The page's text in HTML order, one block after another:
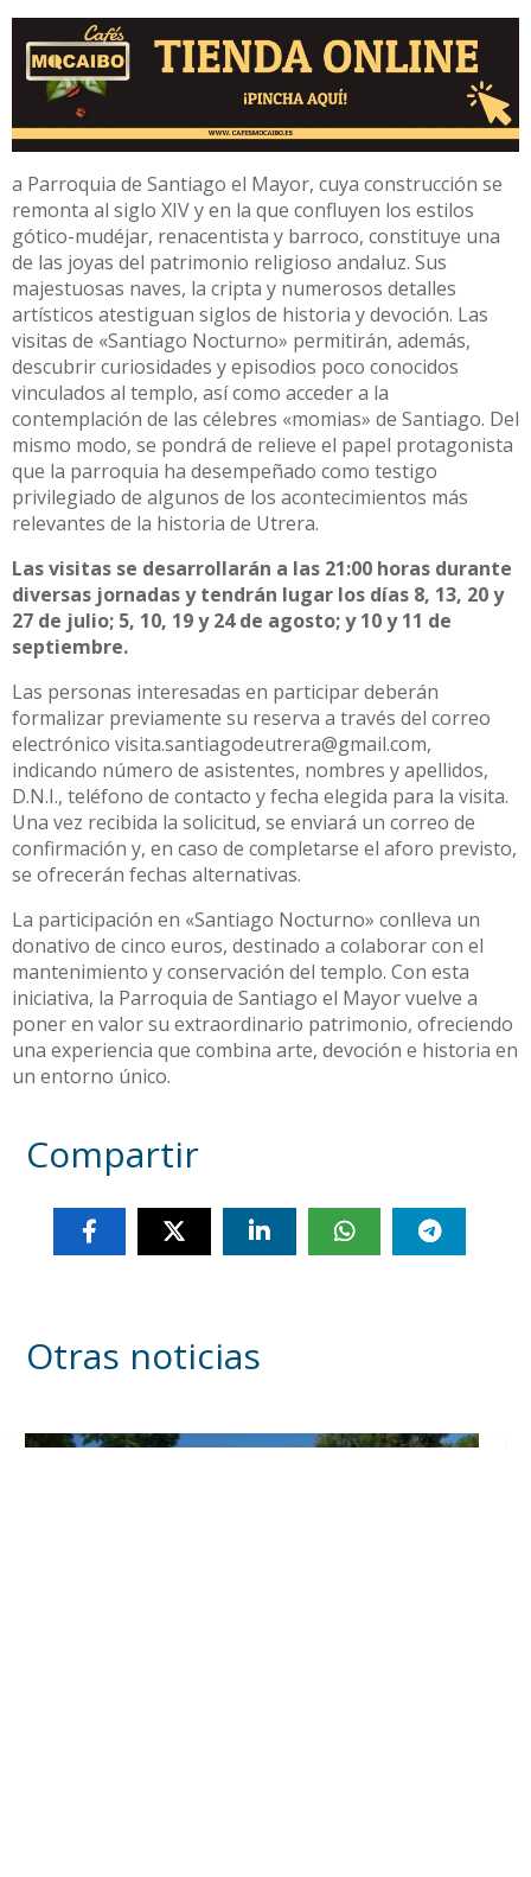
a Parroquia de Santiago el Mayor, cuya construcción se
remonta al siglo XIV y en la que confluyen los estilos
gótico-mudéjar, renacentista y barroco, constituye una
de las joyas del patrimonio religioso andaluz. Sus
majestuosas naves, la cripta y numerosos detalles
artísticos atestiguan siglos de historia y devoción. Las
visitas de «Santiago Nocturno» permitirán, además,
descubrir curiosidades y episodios poco conocidos
vinculados al templo, así como acceder a la
contemplación de las célebres «momias» de Santiago. Del
mismo modo, se pondrá de relieve el papel protagonista
que la parroquia ha desempeñado como testigo
privilegiado de algunos de los acontecimientos más
relevantes de la historia de Utrera.
Las visitas se desarrollarán a las 21:00 horas durante
diversas jornadas y tendrán lugar los días 8, 13, 20 y
27 de julio; 5, 10, 19 y 24 de agosto; y 10 y 11 de
septiembre.
Las personas interesadas en participar deberán
formalizar previamente su reserva a través del correo
electrónico visita.santiagodeutrera@gmail.com,
indicando número de asistentes, nombres y apellidos,
D.N.I., teléfono de contacto y fecha elegida para la visita.
Una vez recibida la solicitud, se enviará un correo de
confirmación y, en caso de completarse el aforo previsto,
se ofrecerán fechas alternativas.
La participación en «Santiago Nocturno» conlleva un
donativo de cinco euros, destinado a colaborar con el
mantenimiento y conservación del templo. Con esta
iniciativa, la Parroquia de Santiago el Mayor vuelve a
poner en valor su extraordinario patrimonio, ofreciendo
una experiencia que combina arte, devoción e historia en
un entorno único.
Compartir
Otras noticias